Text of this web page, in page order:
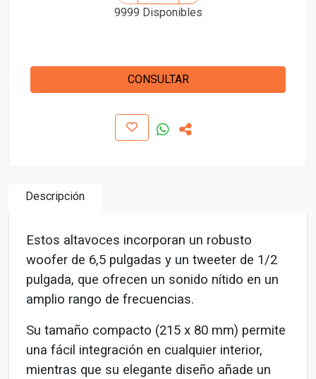
9999 Disponibles
CONSULTAR
Descripción
Estos altavoces incorporan un robusto
woofer de 6,5 pulgadas y un tweeter de 1/2
pulgada, que ofrecen un sonido nítido en un
amplio rango de frecuencias.
Su tamaño compacto (215 x 80 mm) permite
una fácil integración en cualquier interior,
mientras que su elegante diseño añade un